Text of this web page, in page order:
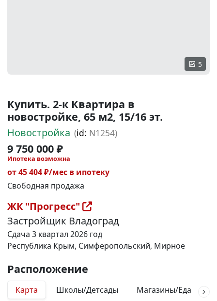
5
Купить. 2-к Квартира в
новостройке, 65 м2, 15/16 эт.
Новостройка (id: N1254)
9 750 000 ₽
Ипотека возможна
от 45 404 ₽/мес в ипотеку
Свободная продажа
ЖК "Прогресс"
Застройщик Владоград
Сдача 3 квартал 2026 год
Республика Крым, Симферопольский, Мирное
Расположение
Карта Школы/Детсады Магазины/Еда